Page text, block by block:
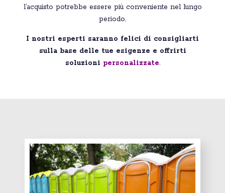
l’acquisto potrebbe essere più conveniente nel lungo
periodo.
I nostri esperti saranno felici di consigliarti
sulla base delle tue esigenze e offrirti
soluzioni personalizzate.